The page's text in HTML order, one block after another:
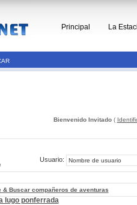
Principal La
Bienvenido Invitado(
Usuario:
& Buscar compañeros de aventuras
lugo ponferrada